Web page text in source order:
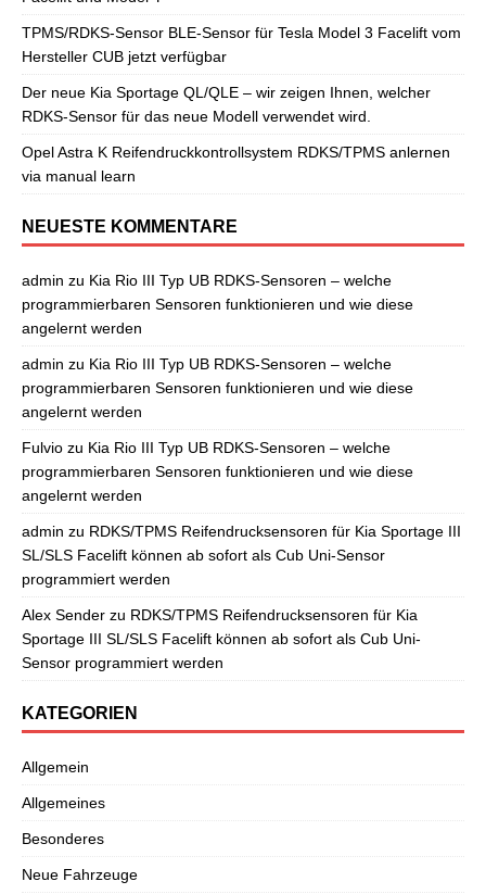
TPMS/RDKS-Sensor BLE-Sensor für Tesla Model 3 Facelift vom
Hersteller CUB jetzt verfügbar
Der neue Kia Sportage QL/QLE – wir zeigen Ihnen, welcher
RDKS-Sensor für das neue Modell verwendet wird.
Opel Astra K Reifendruckkontrollsystem RDKS/TPMS anlernen
via manual learn
NEUESTE KOMMENTARE
admin zu Kia Rio III Typ UB RDKS-Sensoren – welche
programmierbaren Sensoren funktionieren und wie diese
angelernt werden
admin zu Kia Rio III Typ UB RDKS-Sensoren – welche
programmierbaren Sensoren funktionieren und wie diese
angelernt werden
Fulvio zu Kia Rio III Typ UB RDKS-Sensoren – welche
programmierbaren Sensoren funktionieren und wie diese
angelernt werden
admin zu RDKS/TPMS Reifendrucksensoren für Kia Sportage III
SL/SLS Facelift können ab sofort als Cub Uni-Sensor
programmiert werden
Alex Sender zu RDKS/TPMS Reifendrucksensoren für Kia
Sportage III SL/SLS Facelift können ab sofort als Cub Uni-
Sensor programmiert werden
KATEGORIEN
Allgemein
Allgemeines
Besonderes
Neue Fahrzeuge